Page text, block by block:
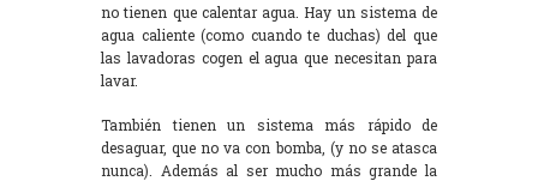
no tienen que calentar agua. Hay un sistema de
agua caliente (como cuando te duchas) del que
las lavadoras cogen el agua que necesitan para
lavar.
También tienen un sistema más rápido de
desaguar, que no va con bomba, (y no se atasca
nunca). Además al ser mucho más grande la